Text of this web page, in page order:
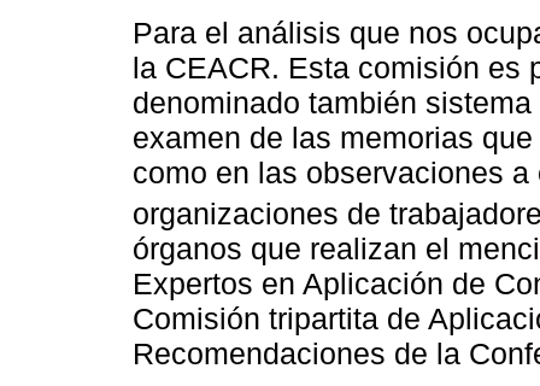
Para el análisis que nos
la CEACR. Esta comisión es
denominado también
examen de las memorias
como en las observaciones
organizaciones de
órganos que realizan el
Expertos en Aplicación de
Comisión tripartita de
Recomendaciones de la